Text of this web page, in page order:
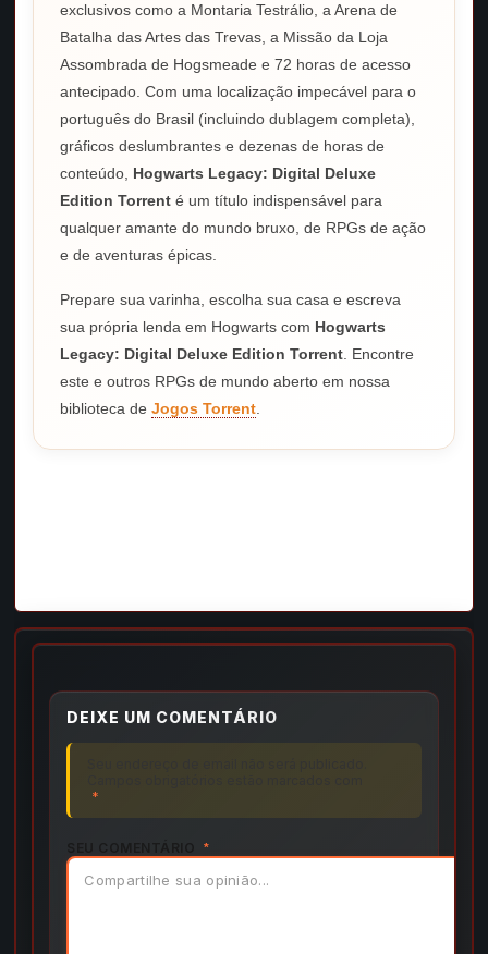
exclusivos como a Montaria Testrálio, a Arena de
Batalha das Artes das Trevas, a Missão da Loja
Assombrada de Hogsmeade e 72 horas de acesso
antecipado. Com uma localização impecável para o
português do Brasil (incluindo dublagem completa),
gráficos deslumbrantes e dezenas de horas de
conteúdo, Hogwarts Legacy: Digital Deluxe
Edition Torrent é um título indispensável para
qualquer amante do mundo bruxo, de RPGs de ação
e de aventuras épicas.
Prepare sua varinha, escolha sua casa e escreva
sua própria lenda em Hogwarts com Hogwarts
Legacy: Digital Deluxe Edition Torrent . Encontre
este e outros RPGs de mundo aberto em nossa
biblioteca deJogos Torrent
DEIXE UM COMENTÁRIO
*
*